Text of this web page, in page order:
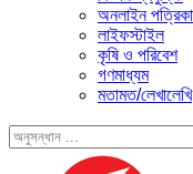
অনলাইন পত্রিকা
লাইফস্টাইল
কৃষি ও পরিবেশ
গণমাধ্যম
মতামত/লেখালেখি